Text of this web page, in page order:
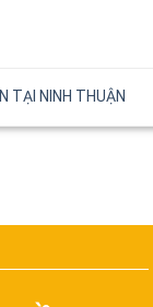
TẠI NINH THUẬN